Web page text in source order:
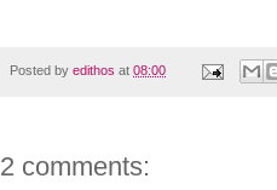
Posted by edithos at 08:00
2 comments: